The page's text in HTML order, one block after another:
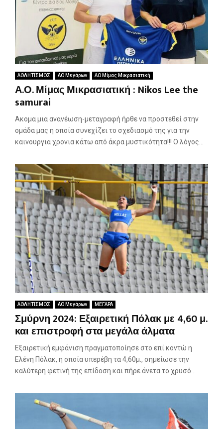
ΑΘΛΗΤΙΣΜΟΣ ΑΟ Μεγάρων ΑΟ Μίμας Μικρασιατική
Α.Ο. Μίμας Μικρασιατική : Nikos Lee the
samurai
Ακομα μια ανανέωση-μεταγραφή ήρθε να προστεθεί στην
ομάδα μας η οποία συνεχίζει το σχεδιασμό της για την
καινουργια χρονια κάτω από άκρα μυστικότητα!!! Ο λόγος...
ΑΘΛΗΤΙΣΜΟΣ ΑΟ Μεγάρων ΜΕΓΑΡΑ
Σμύρνη 2024: Εξαιρετική Πόλακ με 4,60 μ.
και επιστροφή στα μεγάλα άλματα
Εξαιρετική εμφάνιση πραγματοποίησε στο επί κοντώ η
Ελένη Πόλακ, η οποία υπερέβη τα 4,60μ., σημείωσε την
καλύτερη φετινή της επίδοση και πήρε άνετα το χρυσό...